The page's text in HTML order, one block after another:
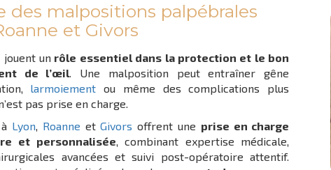
des malpositions palpébrales
et Givors
jouent un rôle essentiel dans la protection et le bon
de l’œil. Une malposition peut entraîner gêne
larmoiement ou même des complications plus
pas prise en charge.
Lyon, Roanne etGivors offrent une prise en charge
et personnalisée, combinant expertise médicale,
avancées et suivi post-opératoire attentif.